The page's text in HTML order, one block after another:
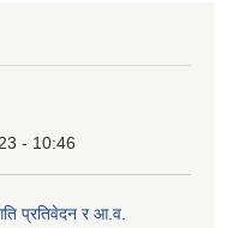
- 10:46
प्रतिवेदन र आ.व.